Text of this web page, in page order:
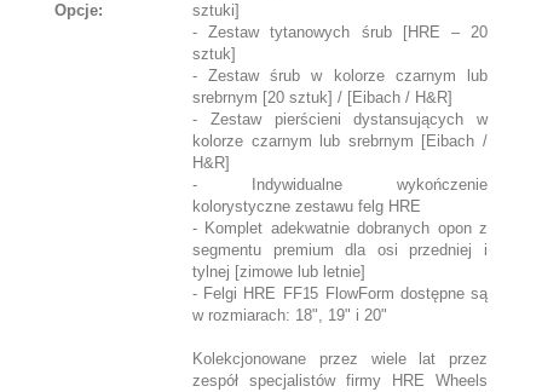
Opcje:
sztuki]
- Zestaw tytanowych śrub [HRE – 20
sztuk]
- Zestaw śrub w kolorze czarnym lub
srebrnym [20 sztuk] / [Eibach / H&R]
- Zestaw pierścieni dystansujących w
kolorze czarnym lub srebrnym [Eibach /
H&R]
- Indywidualne wykończenie
kolorystyczne zestawu felg HRE
- Komplet adekwatnie dobranych opon z
segmentu premium dla osi przedniej i
tylnej [zimowe lub letnie]
- Felgi HRE FF15 FlowForm dostępne są
w rozmiarach: 18", 19" i 20"
Kolekcjonowane przez wiele lat przez
zespół specjalistów firmy HRE Wheels